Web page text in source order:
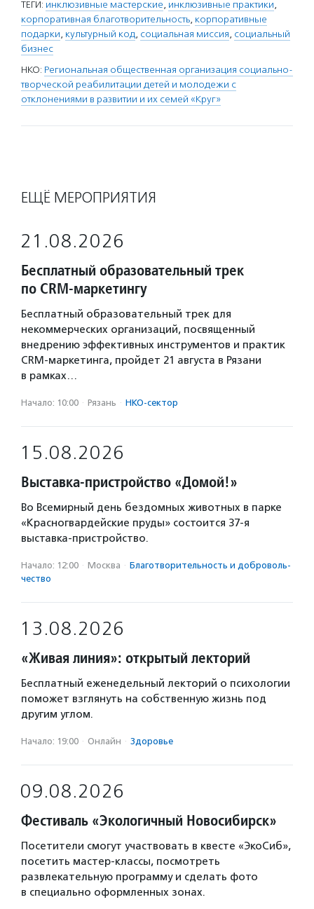
ТЕГИ: инклюзивные мастерские, инклюзивные практики,
корпоративная благотворительность, корпоративные
подарки, культурный код, социальная миссия, социальный
бизнес
НКО: Региональная общественная организация социально-
творческой реабилитации детей и молодежи с
отклонениями в развитии и их семей «Круг»
ЕЩЁ МЕРОПРИЯТИЯ
21.08.2026
Бесплатный образовательный трек
по CRM-маркетингу
Бесплатный образовательный трек для
некоммерческих организаций, посвященный
внедрению эффективных инструментов и практик
CRM-маркетинга, пройдет 21 августа в Рязани
в рамках…
Начало: 10:00 · Рязань · НКО-сектор
15.08.2026
Выставка-пристройство «Домой!»
Во Всемирный день бездомных животных в парке
«Красногвардейские пруды» состоится 37-я
выставка-пристройство.
Начало: 12:00 · Москва · Благотвори­тель­ность и доброволь­
чест­во
13.08.2026
«Живая линия»: открытый лекторий
Бесплатный еженедельный лекторий о психологии
поможет взглянуть на собственную жизнь под
другим углом.
Начало: 19:00 · Онлайн · Здоровье
09.08.2026
Фестиваль «Экологичный Новосибирск»
Посетители смогут участвовать в квесте «ЭкоСиб»,
посетить мастер-классы, посмотреть
развлекательную программу и сделать фото
в специально оформленных зонах.